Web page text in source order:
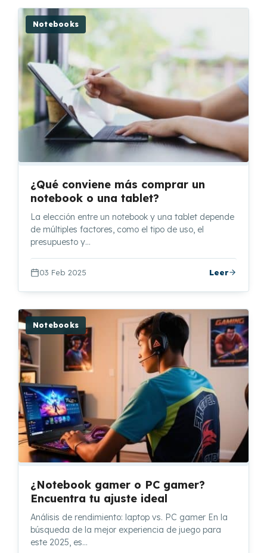
Notebooks
¿Qué conviene más comprar un
notebook o una tablet?
La elección entre un notebook y una tablet depende
de múltiples factores, como el tipo de uso, el
presupuesto y…
03 Feb 2025 Leer
Notebooks
¿Notebook gamer o PC gamer?
Encuentra tu ajuste ideal
Análisis de rendimiento: laptop vs. PC gamer En la
búsqueda de la mejor experiencia de juego para
este 2025, es…